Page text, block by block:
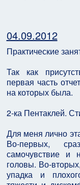
04.09.2012
Практические
Так как
первая часть
на которых была.
2-ка Пентаклей.
Для меня лично
Во-первых,
самочувствие и
головы. Во-
упадка и